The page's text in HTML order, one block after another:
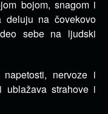
bojom, snagom i
deluju na čovekovo
sebe na ljudski
nervoze i
strahove i